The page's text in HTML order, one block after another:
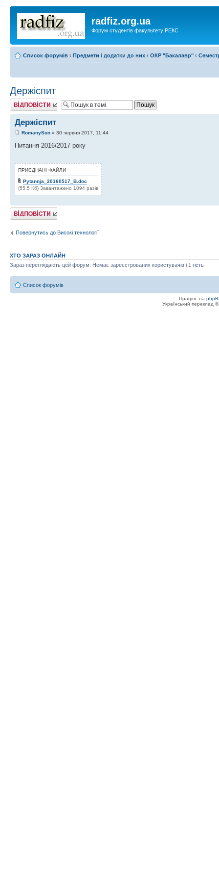
radfiz.org.ua
Форум студентів факультету РЕКС
Список форумів ‹ Предмети і додатки до них ‹ ОКР "Бакалавр" ‹
Держіспит
Відповісти
Держіспит
RomanySon » 30 червня 2017, 11:44
Питання 2016/2017 року
ПРИЄДНАНІ ФАЙЛИ
Pytannja_20160517_B.doc
(55.5 Кб) Завантажено 1094 разів
Відповісти
Повернутись до Високі технології
ХТО ЗАРАЗ ОНЛАЙН
Зараз переглядають цей форум: Немає зареєстрованих користувачів і 1 гість
Список форумів
Працює на
Український переклад